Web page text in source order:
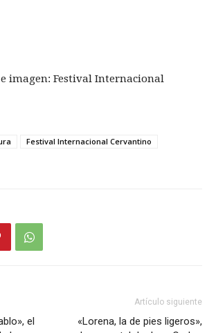
imagen: Festival Internacional
Festival Internacional Cervantino
el
Artículo siguiente
«Lorena, la de pies ligeros»,